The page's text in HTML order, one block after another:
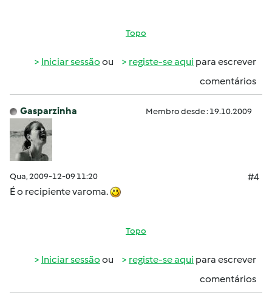
Topo
Iniciar sessão ou registe-se aqui para escrever
comentários
Gasparzinha Membro desde : 19.10.2009
Qua, 2009-12-09 11:20
#4
É o recipiente varoma.
Topo
Iniciar sessão ou registe-se aqui para escrever
comentários